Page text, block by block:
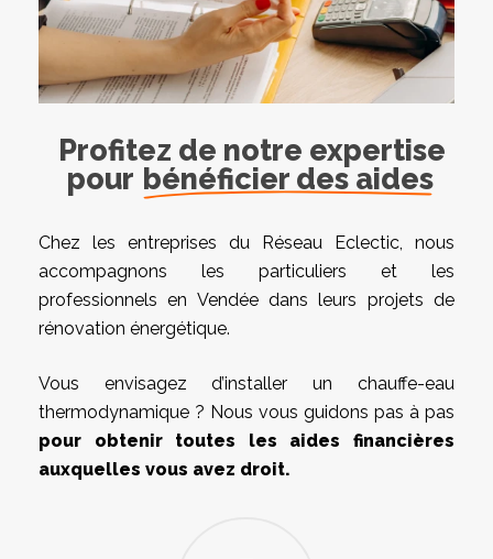
Profitez de notre expertise
pour bénéficier des aides
Chez les entreprises du Réseau Eclectic, nous
accompagnons les particuliers et les
professionnels en Vendée dans leurs projets de
rénovation énergétique.
Vous envisagez d’installer un chauffe-eau
thermodynamique ? Nous vous guidons pas à pas
pour obtenir toutes les aides financières
auxquelles vous avez droit.